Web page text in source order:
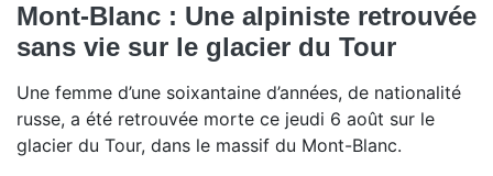
Mont-Blanc : Une alpiniste retrouvée
sans vie sur le glacier du Tour
Une femme d’une soixantaine d’années, de nationalité
russe, a été retrouvée morte ce jeudi 6 août sur le
glacier du Tour, dans le massif du Mont-Blanc.